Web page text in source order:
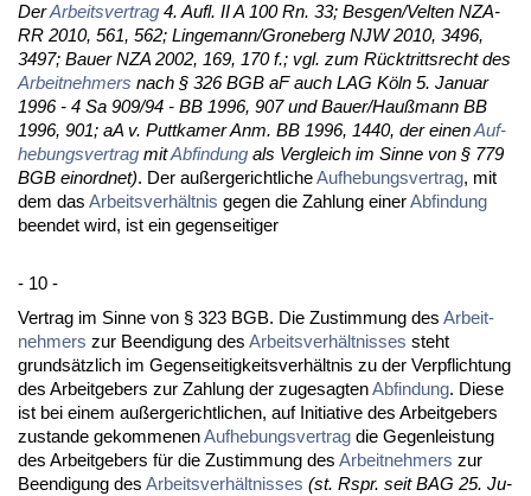
DerAr­beits­ver­trag 4. Aufl. II A 100 Rn. 33; Bes­gen/Vel­ten NZA-
RR 2010, 561, 562; Lin­ge­mann/Gro­ne­berg NJW 2010, 3496,
3497; Bau­er NZA 2002, 169, 170 f.; vgl. zum Rück­tritts­recht des
Ar­beit­neh­mers nach § 326 BGB aF auch LAG Köln 5. Ja­nu­ar
1996 - 4 Sa 909/94 - BB 1996, 907 und Bau­er/Haußmann BB
1996, 901; aA v. Putt­ka­mer Anm. BB 1996, 1440, der ei­nenAuf­
he­bungs­ver­trag mitAb­fin­dung als Ver­gleich im Sin­ne von § 779
BGB ein­ord­net). Der außer­ge­richt­li­cheAuf­he­bungs­ver­trag, mit
dem das Ar­beits­verhält­nis ge­gen die Zah­lung ei­nerAb­fin­dung
be­en­det wird, ist ein ge­gen­sei­ti­ger
- 10 -
Ver­trag im Sin­ne von § 323 BGB. Die Zu­stim­mung des Ar­beit­
neh­mers zur Be­en­di­gung des Ar­beits­verhält­nis­ses steht
grundsätz­lich im Ge­gen­sei­tig­keits­verhält­nis zu der Ver­pflich­tung
des Ar­beit­ge­bers zur Zah­lung der zu­ge­sag­tenAb­fin­dung. Die­se
ist bei ei­nem außer­ge­richt­li­chen, auf Initia­ti­ve des Ar­beit­ge­bers
zu­stan­de ge­kom­me­nenAuf­he­bungs­ver­trag die Ge­gen­leis­tung
des Ar­beit­ge­bers für die Zu­stim­mung des Ar­beit­neh­mers zur
Be­en­di­gung des Ar­beits­verhält­nis­ses (st. Rspr. seit BAG 25. Ju­